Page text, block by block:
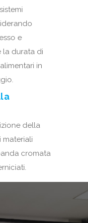
e
la durata di
in
della
materiali
cromata